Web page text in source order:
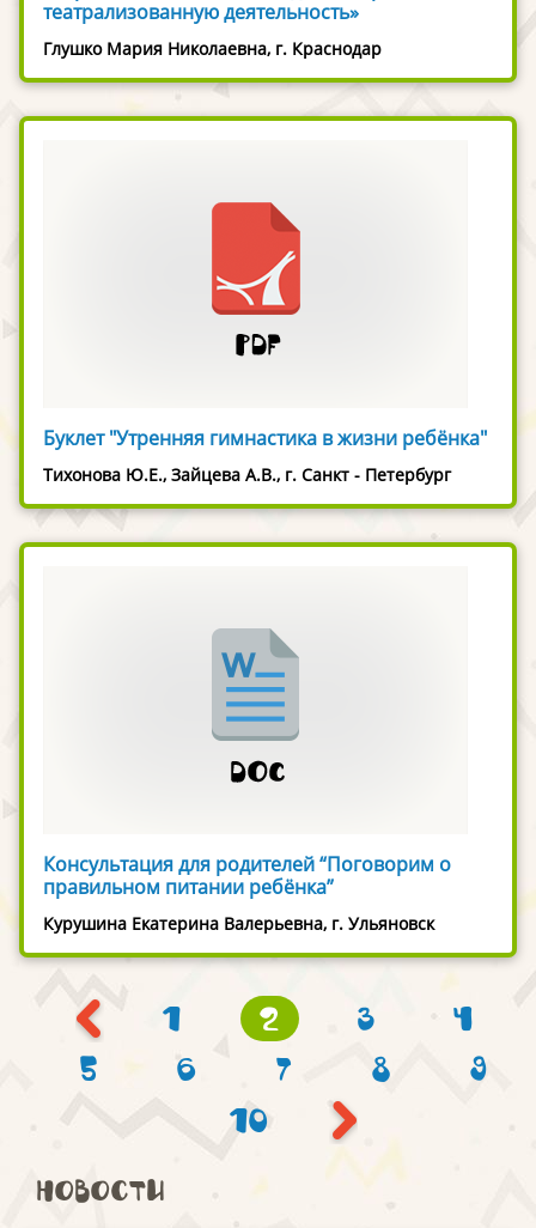
театрализованную деятельность»
Глушко Мария Николаевна, г. Краснодар
Буклет "Утренняя гимнастика в жизни ребёнка"
Тихонова Ю.Е., Зайцева А.В., г. Санкт - Петербург
Консультация для родителей “Поговорим о
правильном питании ребёнка”
Курушина Екатерина Валерьевна, г. Ульяновск
1 2 3
4
5
6 7 8
9
10
Новости